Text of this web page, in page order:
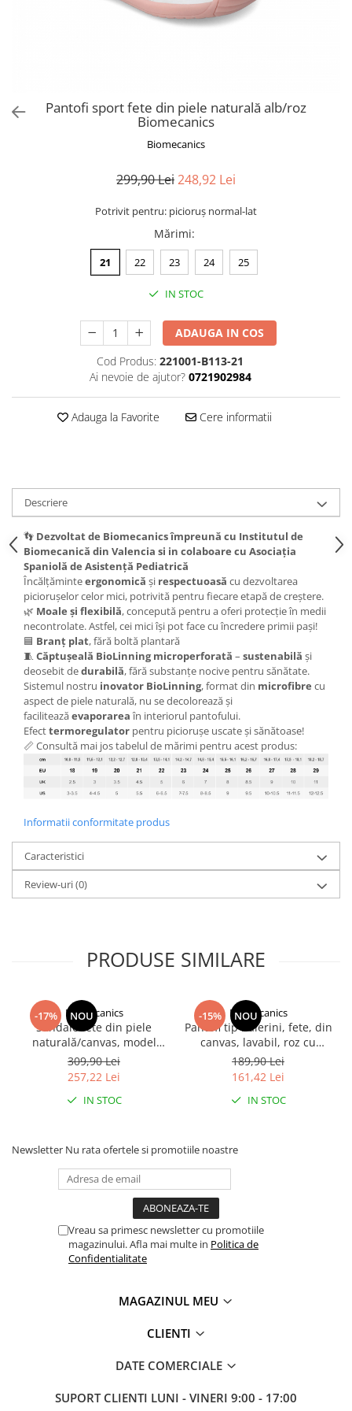
Pantofi sport fete din piele naturală alb/roz
Biomecanics
Biomecanics
299,90 Lei248,92 Lei
Potrivit pentru: picioruș normal-lat
Mărimi:
21 22 23 24 25
IN STOC
ADAUGA IN COS
Cod Produs: 221001-B113-21
Ai nevoie de ajutor? 0721902984
Adauga la Favorite Cere informatii
Descriere
👣 Dezvoltat de Biomecanics împreună cu Institutul de
Biomecanică din Valencia si in colaboare cu Asociația
Spaniolă de Asistență Pediatrică
Încălțăminteergonomică și respectuoasă cu dezvoltarea
piciorușelor celor mici, potrivită pentru fiecare etapă de creștere.
🌿 Moale și flexibilă, concepută pentru a oferi protecție în medii
necontrolate. Astfel, cei mici își pot face cu încredere primii pași!
🟦 Branț plat, fără boltă plantară
🧵Căptușeală BioLinning microperforată – sustenabilă și
deosebit dedurabilă, fără substanțe nocive pentru sănătate.
Sistemul nostru inovator BioLinning, format din microfibre cu
aspect de piele naturală, nu se decolorează și
faciliteazăevaporareaîn interiorul pantofului.
Efecttermoregulator pentru piciorușe uscate și sănătoase!
📏 Consultă mai jos tabelul de mărimi pentru acest produs:
Informatii conformitate produs
Caracteristici
Review-uri(0)
PRODUSE SIMILARE
-17% NOU
Biomecanics
Sandale fete din piele
naturală/canvas, model
căpsuni, roz - Biomecanics
309,90 Lei
257,22 Lei
IN STOC
-15% NOU
Biomecanics
Pantofi tip balerini, fete, din
canvas, lavabil, roz cu
steluțe, Biomecanics
189,90 Lei
161,42 Lei
IN STOC
Newsletter Nu rata ofertele si promotiile noastre
Vreau sa primesc newsletter cu promotiile
magazinului. Afla mai multe in Politica de
Confidentialitate
MAGAZINUL MEU
CLIENTI
DATE COMERCIALE
SUPORT CLIENTI LUNI - VINERI 9:00 - 17:00